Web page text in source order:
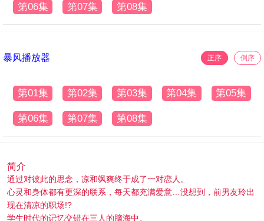
第06集 第07集 第08集
暴风播放器 正序 倒序
第01集 第02集 第03集 第04集 第05集
第06集 第07集 第08集
简介
通过对彼此的思念，凉和飒爽终于成了一对恋人。
心灵和身体都有更深的联系，每天都充满爱意…没想到，前男友玲出
现在清凉的职场!?
学生时代的记忆交错在三人的脑海中。